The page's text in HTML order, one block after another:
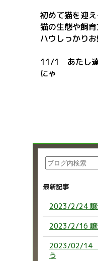
初めて猫を迎え
猫の生態や飼
ハウしっかり
11/1 あたし達
にゃ
最新記事
2023/2/24 譲
2023/2/16 譲
2023/02/14
う